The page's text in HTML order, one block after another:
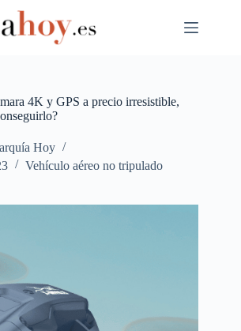
4K y GPS a precio irresistible,
Hoy
Vehículo aéreo no tripulado